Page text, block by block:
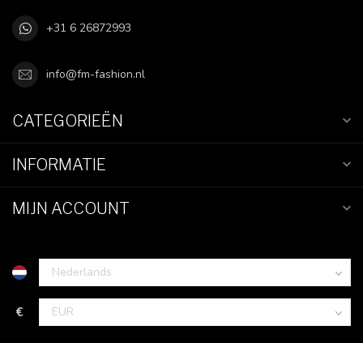
+31 6 26872993
info@fm-fashion.nl
CATEGORIEËN
INFORMATIE
MIJN ACCOUNT
€